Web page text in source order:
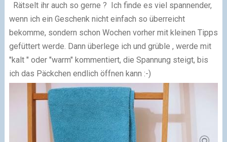
Rätselt ihr auch so gerne ? Ich finde es viel spannender,
wenn ich ein Geschenk nicht einfach so überreicht
bekomme, sondern schon Wochen vorher mit kleinen Tipps
gefüttert werde. Dann überlege ich und grüble , werde mit
"kalt " oder "warm" kommentiert, die Spannung steigt, bis
ich das Päckchen endlich öffnen kann :-)